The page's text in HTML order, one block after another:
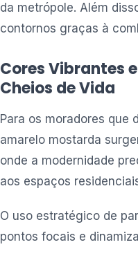
da metrópole. Além
contornos graças à
Cores Vibrantes
Cheios de Vida
Para os moradores que
amarelo mostarda
onde a modernidade
aos espaços
O uso estratégico de
pontos focais e